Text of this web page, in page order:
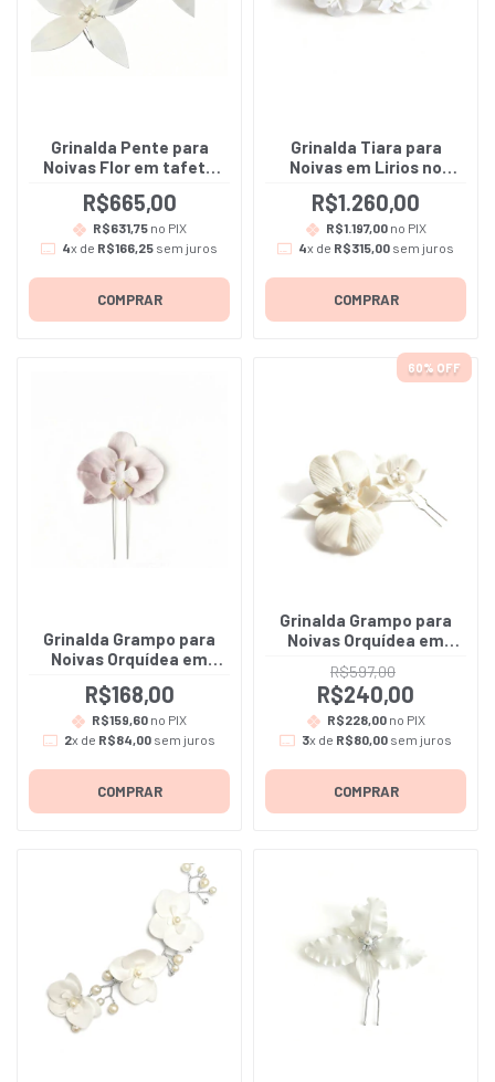
Grinalda Pente para
Noivas Flor em tafetá
dupla de pente
R$665,00
R$631,75no PIX
4x de R$166,25 sem juros
COMPRAR
Grinalda Tiara para
Noivas em Lirios no
de seda - Ayla
R$1.260,00
R$1.197,00no PIX
4x de R$315,00 sem juros
COMPRAR
Grinalda Grampo para
Noivas Orquídea em
A unidade
R$168,00
R$159,60 no PIX
2x de R$84,00 sem juros
COMPRAR
60% OFF
Grinalda Grampo para
Noivas Orquídea em
Branca - Daiana - Inclui
2 grampos
R$597,00
R$240,00
R$228,00no PIX
3x de R$80,00sem juros
COMPRAR